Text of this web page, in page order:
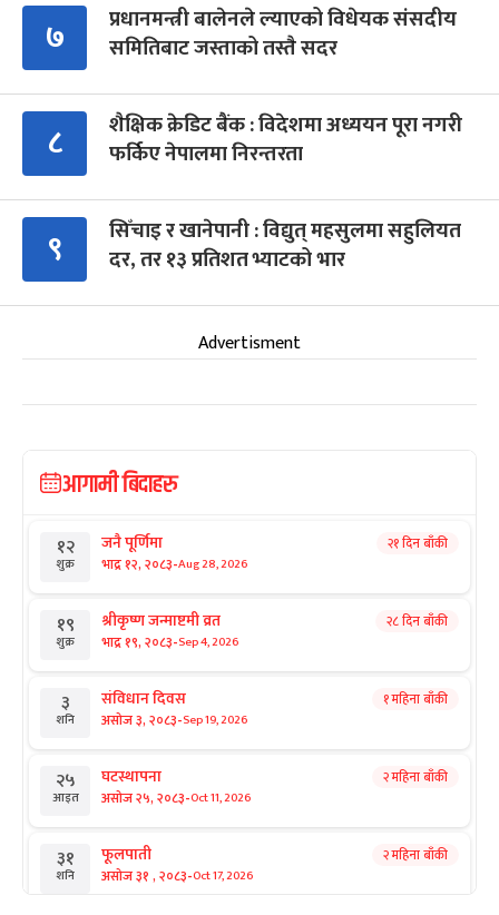
७
प्रधानमन्त्री बालेनले ल्याएको विधेयक संसदीय
समितिबाट जस्ताको तस्तै सदर
८
शैक्षिक क्रेडिट बैंक : विदेशमा अध्ययन पूरा नगरी
फर्किए नेपालमा निरन्तरता
९
सिँचाइ र खानेपानी : विद्युत् महसुलमा सहुलियत
दर, तर १३ प्रतिशत भ्याटको भार
Advertisment
आगामी बिदाहरु
१२
शुक्र
जनै पूर्णिमा
भाद्र १२, २०८३-Aug 28, 2026
२१ दिन बाँकी
१९
शुक्र
श्रीकृष्ण जन्माष्टमी व्रत
भाद्र १९, २०८३-Sep 4, 2026
२८ दिन बाँकी
३
शनि
संविधान दिवस
असोज ३, २०८३-Sep 19, 2026
१ महिना बाँकी
२५
आइत
घटस्थापना
असोज २५, २०८३-Oct 11, 2026
२ महिना बाँकी
३१
शनि
फूलपाती
असोज ३१ , २०८३-Oct 17, 2026
२ महिना बाँकी